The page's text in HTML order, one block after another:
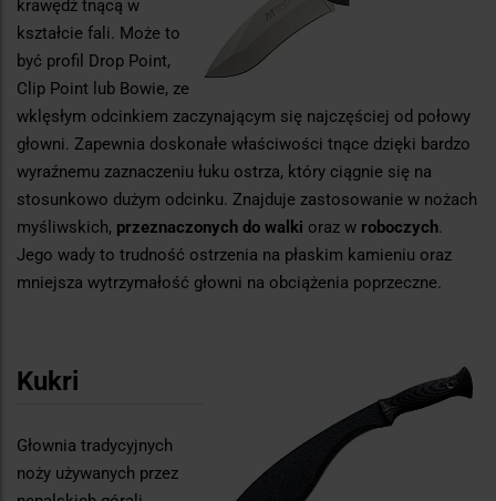
krawędź tnącą w
kształcie fali. Może to
być profil Drop Point,
Clip Point lub Bowie, ze
wklęsłym odcinkiem zaczynającym się najczęściej od połowy
głowni. Zapewnia doskonałe właściwości tnące dzięki bardzo
wyraźnemu zaznaczeniu łuku ostrza, który ciągnie się na
stosunkowo dużym odcinku. Znajduje zastosowanie w nożach
myśliwskich, przeznaczonych do walki oraz w roboczych.
Jego wady to trudność ostrzenia na płaskim kamieniu oraz
mniejsza wytrzymałość głowni na obciążenia poprzeczne.
Kukri
Głownia tradycyjnych
noży używanych przez